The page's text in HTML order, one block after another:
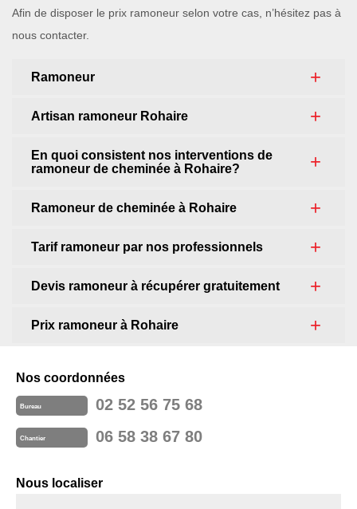
Afin de disposer le prix ramoneur selon votre cas, n’hésitez pas à
nous contacter.
Ramoneur
Artisan ramoneur Rohaire
En quoi consistent nos interventions de
ramoneur de cheminée à Rohaire?
Ramoneur de cheminée à Rohaire
Tarif ramoneur par nos professionnels
Devis ramoneur à récupérer gratuitement
Prix ramoneur à Rohaire
Nos coordonnées
Bureau 02 52 56 75 68
Chantier 06 58 38 67 80
Nous localiser